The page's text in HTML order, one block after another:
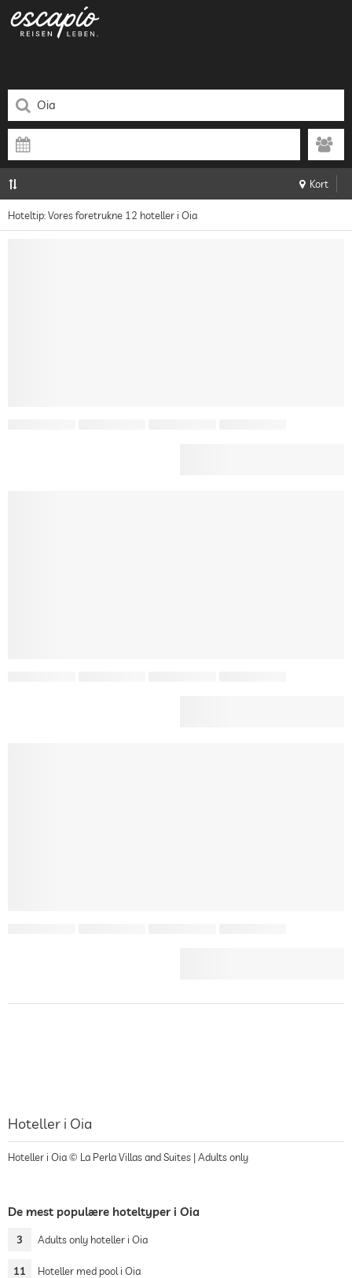
Kort
Hoteltip: Vores foretrukne 12 hoteller i Oia
Hoteller i Oia
Hoteller i Oia © La Perla Villas and Suites | Adults only
De mest populære hoteltyper i Oia
3 Adults only hoteller i Oia
11 Hoteller med pool i Oia